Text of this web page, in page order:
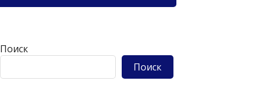
Поиск
Поиск